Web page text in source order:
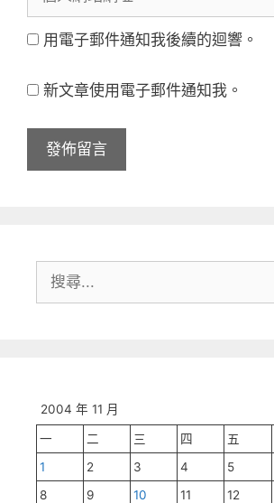
件
地
人
網
網
用電子郵件通知我後續的迴響。
新文章使用電子郵件通知我。
尋:
2004 年 11 月
一 二 三 四 五
1
2 3 4 5
8
9 10 11 12